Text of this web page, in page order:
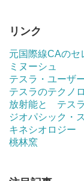
リンク
元国際線CAのセ
ミヌーシュ
テスラ・ユーザ
テスラのテクノ
放射能と テス
ジオパシック・
キネシオロジー
桃林窯